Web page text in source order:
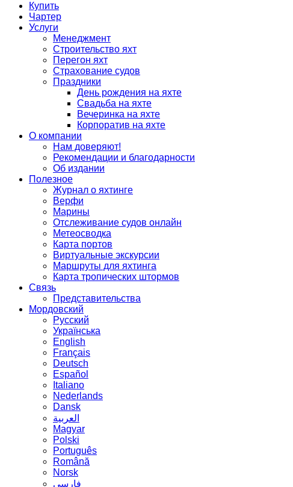
Купить
Чартер
Услуги
Менеджмент
Строительство яхт
Перегон яхт
Страхование судов
Праздники
День рождения на яхте
Свадьба на яхте
Вечеринка на яхте
Корпоратив на яхте
О компании
Нам доверяют!
Рекомендации и благодарности
Об издании
Полезное
Журнал о яхтинге
Верфи
Марины
Отслеживание судов онлайн
Метеосводка
Карта портов
Виртуальные экскурсии
Маршруты для яхтинга
Карта тропических штормов
Связь
Представительства
Мордовский
Русский
Українська
English
Français
Deutsch
Español
Italiano
Nederlands
Dansk
العربية
Magyar
Polski
Português
Română
Norsk
فارسی